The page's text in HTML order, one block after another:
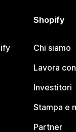
Shopify
Chi siamo
Lavora
Investitori
Stampa e
Partner